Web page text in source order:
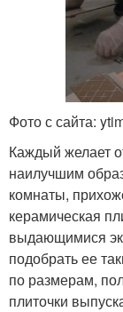
Фото с сайта:
Каждый желает
наилучшим
комнаты,
керамическая
выдающимися
подобрать ее
по размерам,
плиточки